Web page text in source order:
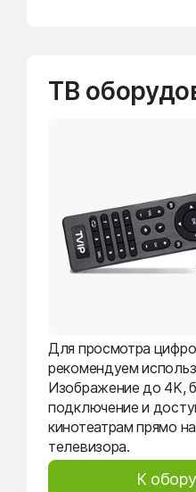
ТВ
Для просмотра
рекомендуем
Изображение до 4K,
подключение и
кинотеатрам прямо
телевизора.
К